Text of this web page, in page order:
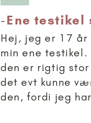
-Ene testikel
Hej, jeg er 17 år
min ene
den er rigtig
det evt kunne
den, fordi jeg